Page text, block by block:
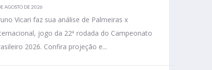
AGOSTO DE 2026
Vicari faz sua análise de Palmeiras x
jogo da 22ª rodada do Campeonato
2026. Confira projeção e...